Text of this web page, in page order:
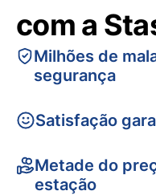
com a
Milhões de
segurança
Satisfação
Metade do
estação